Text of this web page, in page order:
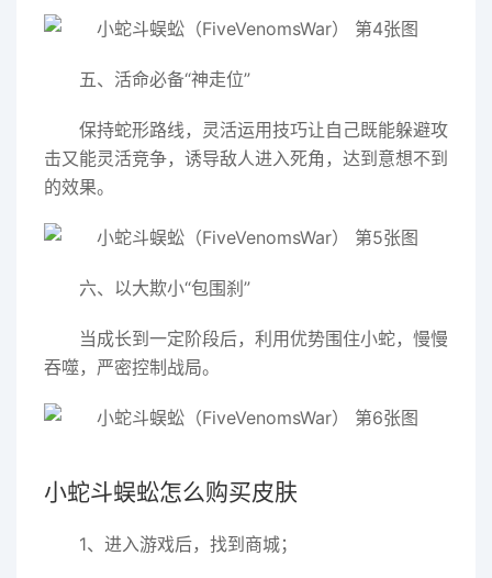
五、活命必备“神走位”
保持蛇形路线，灵活运用技巧让自己既能躲避攻
击又能灵活竞争，诱导敌人进入死角，达到意想不到
的效果。
六、以大欺小“包围刹”
当成长到一定阶段后，利用优势围住小蛇，慢慢
吞噬，严密控制战局。
小蛇斗蜈蚣怎么购买皮肤
1、进入游戏后，找到商城；